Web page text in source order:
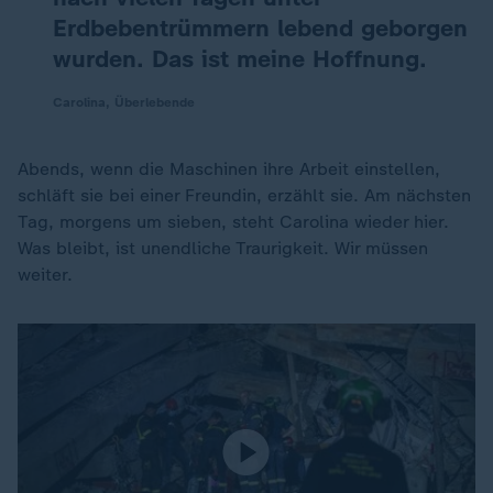
Erdbebentrümmern lebend geborgen
wurden. Das ist meine Hoffnung.
Abends, wenn die Maschinen ihre Arbeit einstellen,
schläft sie bei einer Freundin, erzählt sie. Am nächsten
Tag, morgens um sieben, steht Carolina wieder hier.
Was bleibt, ist unendliche Traurigkeit. Wir müssen
weiter.